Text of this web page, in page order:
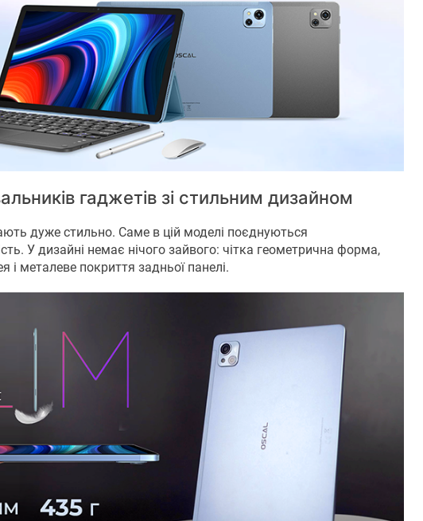
гаджетів зі стильним дизайном
дуже стильно. Саме в цій моделі поєднуються
У дизайні немає нічого зайвого: чітка геометрична форма,
металеве покриття задньої панелі.